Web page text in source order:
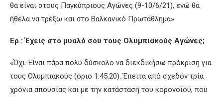
θα είναι στους Παγκύπριους Αγώνες (9-10/6/21), ενώ θα
ήθελα να τρέξω και στο Βαλκανικό Πρωτάθλημα».
Ερ.: Έχεις στο μυαλό σου τους Ολυμπιακούς Αγώνες;
«Όχι. Είναι πάρα πολύ δύσκολο να διεκδικήσω πρόκριση για
τους Ολυμπιακούς (όριο 1:45.20). Έπειτα από σχεδόν τρία
χρόνια απουσίας και με την κατάσταση του κορονοϊού, που